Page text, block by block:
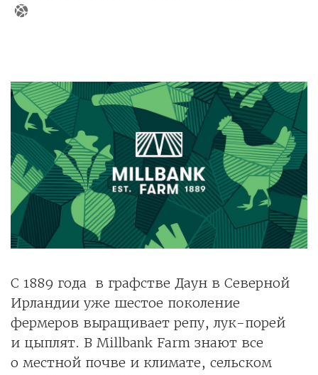
С 1889 года в графстве Даун в Северной
Ирландии уже шестое поколение
фермеров выращивает репу, лук-порей
и цыплят. В Millbank Farm знают все
о местной почве и климате, сельском